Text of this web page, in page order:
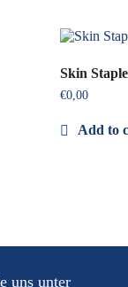
Skin
€0,00
Add to
uns unter